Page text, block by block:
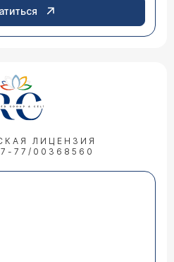
ЛИЦЕНЗИЯ
77/00368560